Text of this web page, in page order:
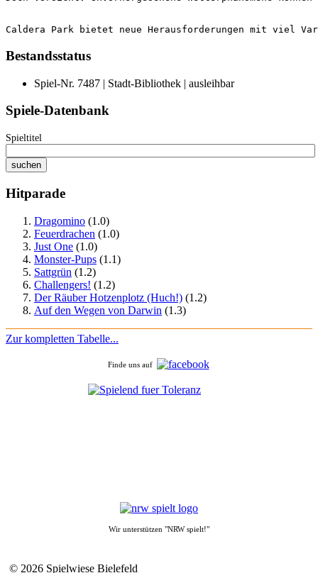
Caldera Park bietet neue Herausforderungen mit viel
Bestandsstatus
Spiel-Nr. 7487 | Stadt-Bibliothek | ausleihbar
Spiele-Datenbank
Spieltitel
Hitparade
Dragomino (1.0)
Feuerdrachen (1.0)
Just One (1.0)
Monster-Pups (1.1)
Sattgrün (1.2)
Challengers! (1.2)
Der Räuber Hotzenplotz (Huch!) (1.2)
Auf den Wegen von Darwin (1.3)
Zur kompletten Tabelle...
Finde uns auf
Wir unterstützen "NRW spielt!"
© 2026 Spielwiese Bielefeld